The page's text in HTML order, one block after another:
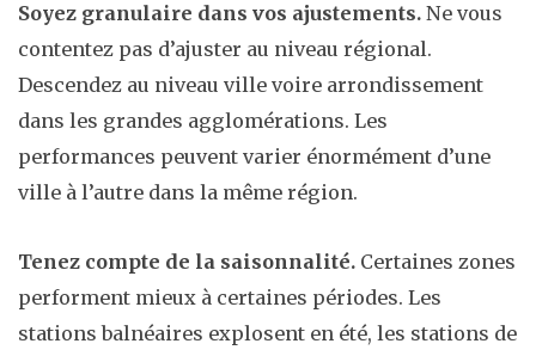
Soyez granulaire dans vos ajustements. Ne vous
contentez pas d’ajuster au niveau régional.
Descendez au niveau ville voire arrondissement
dans les grandes agglomérations. Les
performances peuvent varier énormément d’une
ville à l’autre dans la même région.
Tenez compte de la saisonnalité. Certaines zones
performent mieux à certaines périodes. Les
stations balnéaires explosent en été, les stations de